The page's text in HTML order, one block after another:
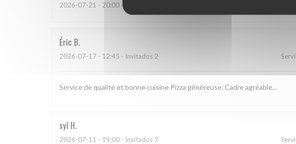
2026-07-21 - 20:00 - Invitados 4
Éric B
2026-07-17 - 12:45 - Invitados 2
Service de qualité et bonne cuisine Pizza généreuse. Cadre agréable...
syl H
2026-07-11 - 19:00 - Invitados 7